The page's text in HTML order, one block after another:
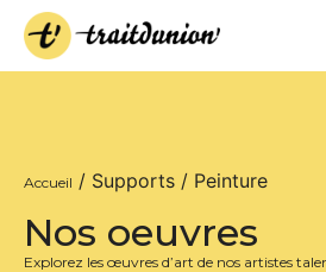
Accueil / Supports / Peinture
Nos oeuvres
Explorez les œuvres d’art de nos artistes